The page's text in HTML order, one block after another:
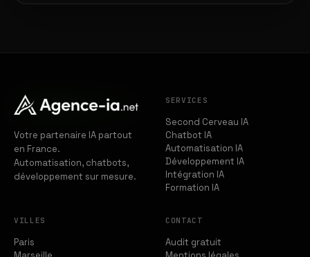
Votre partenaire IA partout
en France.
Automatisation, chatbots,
développement sur mesure.
SERVICES
Second Cerveau IA
Chatbot IA
Automatisation IA
Développement IA
Intégration IA
Formation IA
VILLES
Paris
CONTACT
Audit gratuit